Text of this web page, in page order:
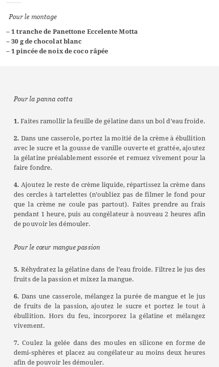
Pour le montage
– 1 tranche de Panettone Eccelente Motta
– 30 g de chocolat blanc
– 1 pincée de noix de coco râpée
Pour la panna cotta
1. Faites ramollir la feuille de gélatine dans un bol d’eau froide.
2. Dans une casserole, portez la moitié de la crème à ébullition
avec le sucre et la gousse de vanille ouverte et grattée, ajoutez
la gélatine préalablement essorée et remuez vivement pour la
faire fondre.
4. Ajoutez le reste de crème liquide, répartissez la crème dans
des cercles à tartelettes (n’oubliez pas de filmer le fond pour
que la crème ne coule pas partout). Faites prendre au frais
pendant 1 heure, puis au congélateur à nouveau 2 heures afin
de pouvoir les démouler.
Pour le cœur mangue passion
5. Réhydratez la gélatine dans de l’eau froide. Filtrez le jus des
fruits de la passion et mixez la mangue.
6. Dans une casserole, mélangez la purée de mangue et le jus
de fruits de la passion, ajoutez le sucre et portez le tout à
ébullition. Hors du feu, incorporez la gélatine et mélangez
vivement.
7.Coulez la gelée dans des moules en silicone en forme de
demi-sphères et placez au congélateur au moins deux heures
afin de pouvoir les démouler.